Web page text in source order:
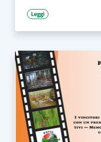
Leggi